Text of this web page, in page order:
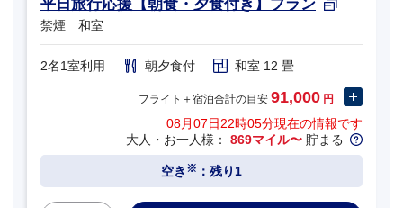
平日旅行応援【朝食・夕食付き】プラン
禁煙 和室
2名1室利用 朝夕食付 和室 12 畳
フライト＋宿泊合計の目安 91,000 円
08月07日22時05分現在の情報です
大人・お一人様： 869マイル〜 貯まる
空き ※ ：残り1